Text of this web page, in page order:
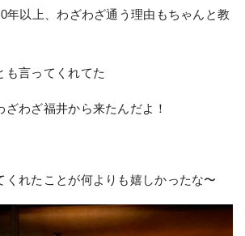
年以上、わざわざ通う理由もちゃんと教
も言ってくれてた
ざわざ福井から来たんだよ！
くれたことが何よりも嬉しかったな〜